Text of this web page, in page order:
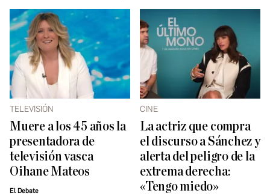
TELEVISIÓN
Muere a los 45 años la
presentadora de
televisión vasca
Oihane Mateos
El Debate
CINE
La actriz que compra
el discurso a Sánchez y
alerta del peligro de la
extrema derecha:
«Tengo miedo»